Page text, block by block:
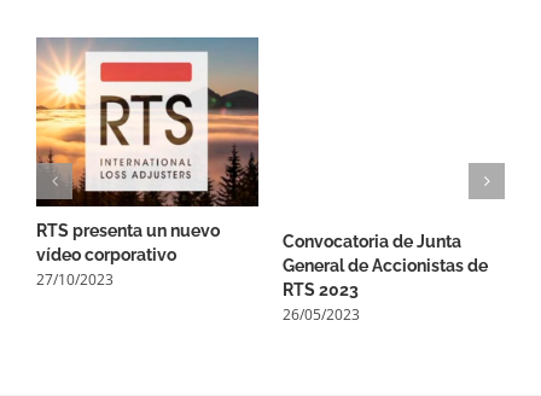
RTS presenta un nuevo
vídeo corporativo
27/10/2023
Convocatoria de Junta
General de Accionistas de
RTS 2023
26/05/2023